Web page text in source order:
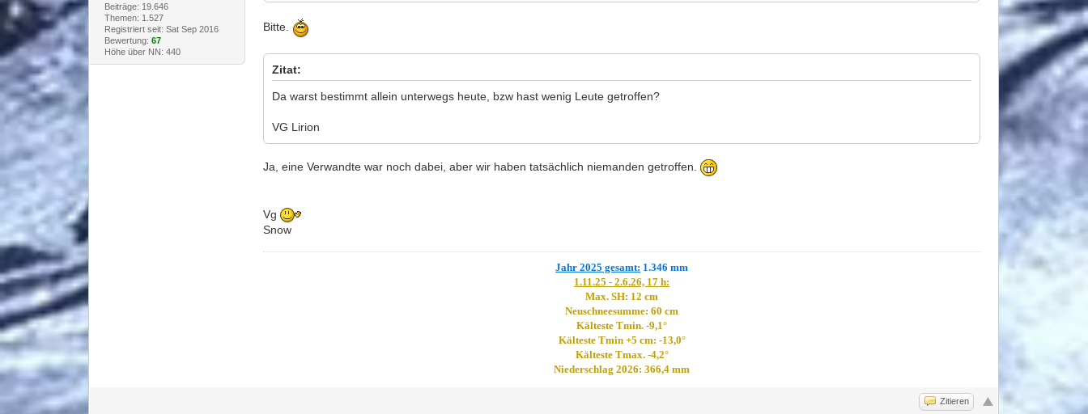
Beiträge: 19.646
Themen: 1.527
Registriert seit: Sat Sep 2016
Bewertung: 67
Höhe über NN: 440
Bitte.
Zitat:
Da warst bestimmt allein unterwegs heute, bzw hast wenig Leute getroffen?
VG Lirion
Ja, eine Verwandte war noch dabei, aber wir haben tatsächlich niemanden getroffen.
Vg
Snow
Jahr 2025 gesamt: 1.346 mm
1.11.25 - 2.6.26, 17 h:
Max. SH: 12 cm
Neuschneesumme: 60 cm
Kälteste Tmin. -9,1°
Kälteste Tmin +5 cm: -13,0°
Kälteste Tmax. -4,2°
Niederschlag 2026: 366,4 mm
Zitieren